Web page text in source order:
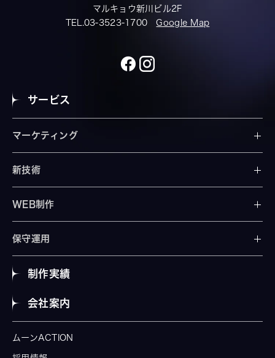
マルキョウ新川ビル2F
TEL.03-3523-1700Google Map
サービス
マーケティング
新技術
WEB制作
保守運用
制作実績
会社案内
ムーンACTION